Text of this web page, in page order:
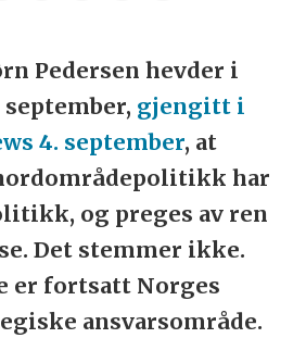
Pedersen hevder i
gjengitt i
4. september, at
har
og preges av ren
Det stemmer ikke.
er fortsatt Norges
ansvarsområde.